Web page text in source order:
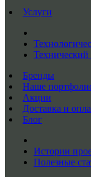
Услуги
Технический
Бренды
Наше
Акции
Доставка и
Блог
Истории
Полезные